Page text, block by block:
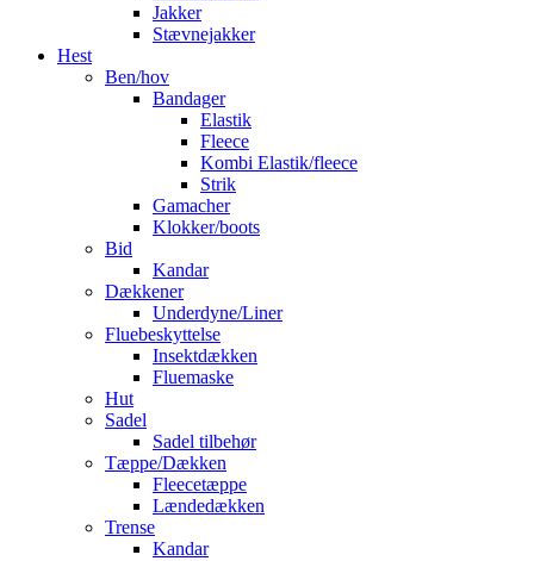
Jakker
Stævnejakker
Hest
Ben/hov
Bandager
Elastik
Fleece
Kombi Elastik/fleece
Strik
Gamacher
Klokker/boots
Bid
Kandar
Dækkener
Underdyne/Liner
Fluebeskyttelse
Insektdækken
Fluemaske
Hut
Sadel
Sadel tilbehør
Tæppe/Dækken
Fleecetæppe
Lændedækken
Trense
Kandar